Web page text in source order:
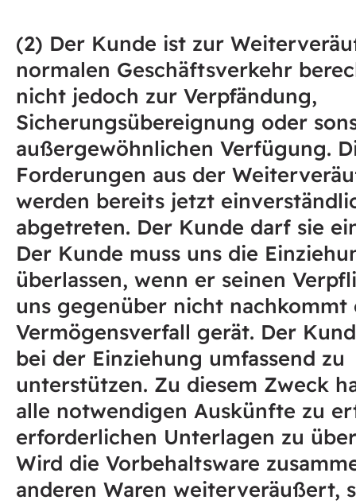
(2) Der Kunde ist zur
normalen Geschäftsverkehr
nicht jedoch zur Verpfändung,
Sicherungsübereignung oder
außergewöhnlichen Verfügung.
Forderungen aus der
werden bereits jetzt
abgetreten. Der Kunde darf sie
Der Kunde muss uns die
überlassen, wenn er seinen
uns gegenüber nicht nachkommt
Vermögensverfall gerät. Der
bei der Einziehung umfassend zu
unterstützen. Zu diesem Zweck
alle notwendigen Auskünfte zu
erforderlichen Unterlagen zu
Wird die Vorbehaltsware
anderen Waren weiterveräußert,